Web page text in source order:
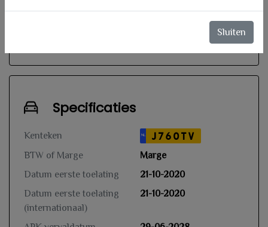
€ 1.095,-
Specificaties
Kenteken NL J760TV
BTW of Marge
Marge
Datum eerste toelating
21-10-2020
Datum eerste toelating
(internationaal)
21-10-2020
Sluiten